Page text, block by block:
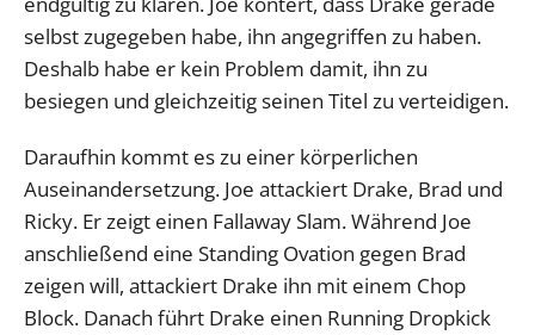
selbst zugegeben habe, ihn angegriffen zu haben.
Deshalb habe er kein Problem damit, ihn zu
besiegen und gleichzeitig seinen Titel zu verteidigen.
Daraufhin kommt es zu einer körperlichen
Auseinandersetzung. Joe attackiert Drake, Brad und
Ricky. Er zeigt einen Fallaway Slam. Während Joe
anschließend eine Standing Ovation gegen Brad
zeigen will, attackiert Drake ihn mit einem Chop
Block. Danach führt Drake einen Running Dropkick